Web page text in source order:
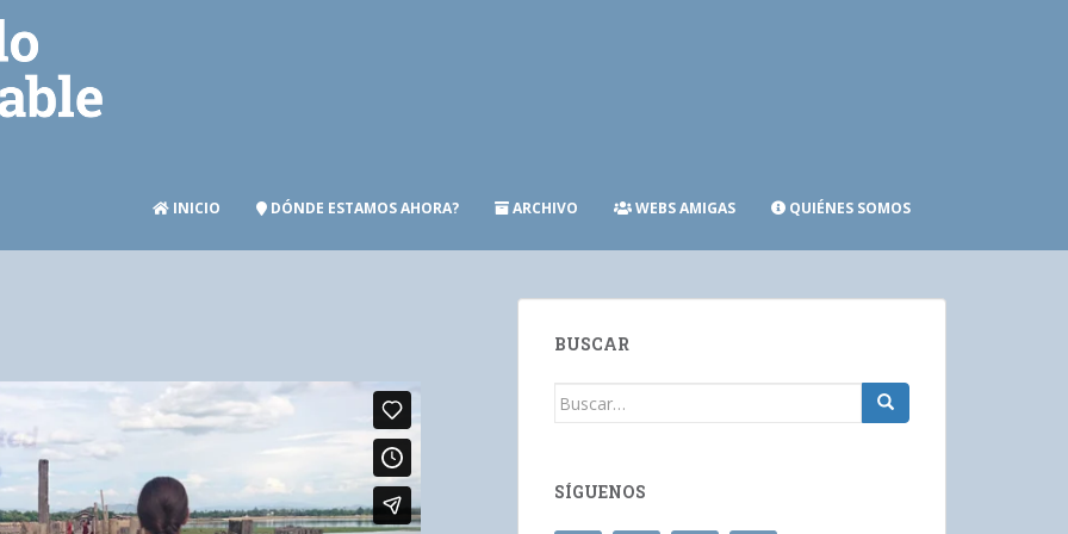
INICIO DÓNDE ESTAMOS AHORA? ARCHIVO WEBS AMIGAS QUIÉNES SOMOS
BUSCAR
Buscar:
SÍGUENOS